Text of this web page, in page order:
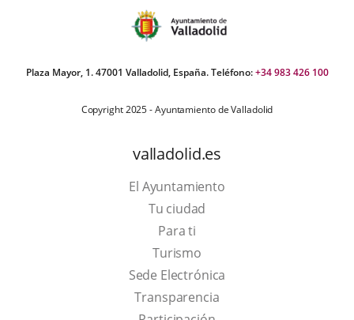
Plaza Mayor, 1. 47001 Valladolid, España. Teléfono:+34 983 426 100
Copyright 2025 - Ayuntamiento de Valladolid
valladolid.es
El Ayuntamiento
Tu ciudad
Para ti
TurismoThis
link
will
Sede Electrónica
Transparencia